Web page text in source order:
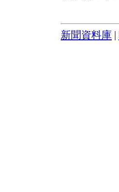
新聞資料庫